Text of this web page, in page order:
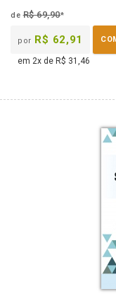
deR$ 69,90*
por R$ 62,91
em 2x de R$ 31,46